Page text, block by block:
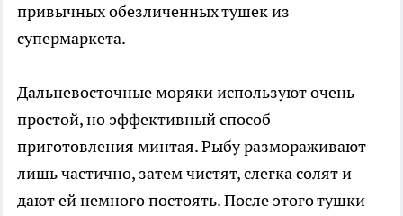
привычных обезличенных тушек из
супермаркета.
Дальневосточные моряки используют очень
простой, но эффективный способ
приготовления минтая. Рыбу размораживают
лишь частично, затем чистят, слегка солят и
дают ей немного постоять. После этого тушки